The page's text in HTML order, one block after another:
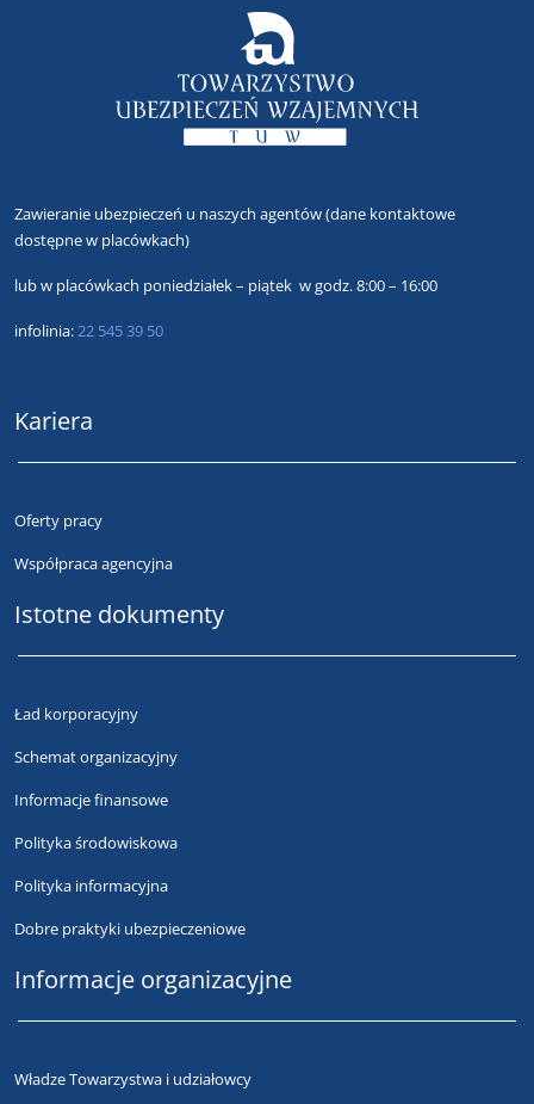
Zawieranie ubezpieczeń u naszych agentów(dane kontaktowe
dostępne w placówkach)
lubw placówkach poniedziałek – piątek w godz. 8:00 – 16:00
infolinia:22 545 39 50
Kariera
Oferty pracy
Współpraca agencyjna
Istotne dokumenty
Ład korporacyjny
Schemat organizacyjny
Informacje finansowe
Polityka środowiskowa
Polityka informacyjna
Dobre praktyki ubezpieczeniowe
Informacje organizacyjne
Władze Towarzystwa i udziałowcy